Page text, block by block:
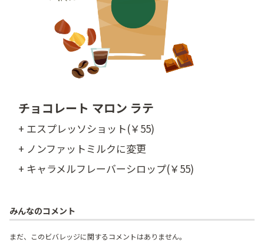
チョコレート マロン ラテ
+ エスプレッソショット(￥55)
+ ノンファットミルクに変更
+ キャラメルフレーバーシロップ(￥55)
みんなのコメント
まだ、このビバレッジに関するコメントはありません。